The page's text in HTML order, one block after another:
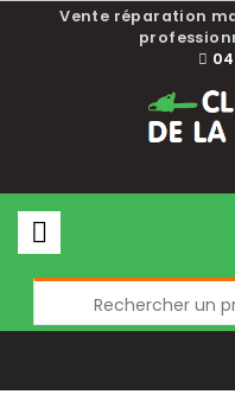
Vente réparation